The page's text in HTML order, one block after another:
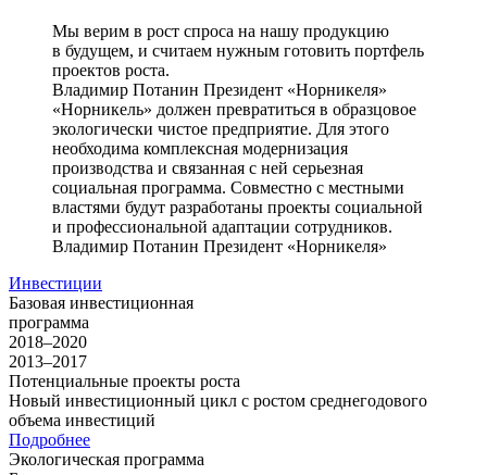
Мы верим в рост спроса на нашу продукцию
в будущем, и считаем нужным готовить портфель
проектов роста.
Владимир Потанин Президент «Норникеля»
«Норникель» должен превратиться в образцовое
экологически чистое предприятие. Для этого
необходима комплексная модернизация
производства и связанная с ней серьезная
социальная программа. Совместно с местными
властями будут разработаны проекты социальной
и профессиональной адаптации сотрудников.
Владимир Потанин Президент «Норникеля»
Инвестиции
Базовая инвестиционная
программа
2018–2020
2013–2017
Потенциальные проекты роста
Новый инвестиционный цикл с ростом среднегодового
объема инвестиций
Подробнее
Экологическая программа